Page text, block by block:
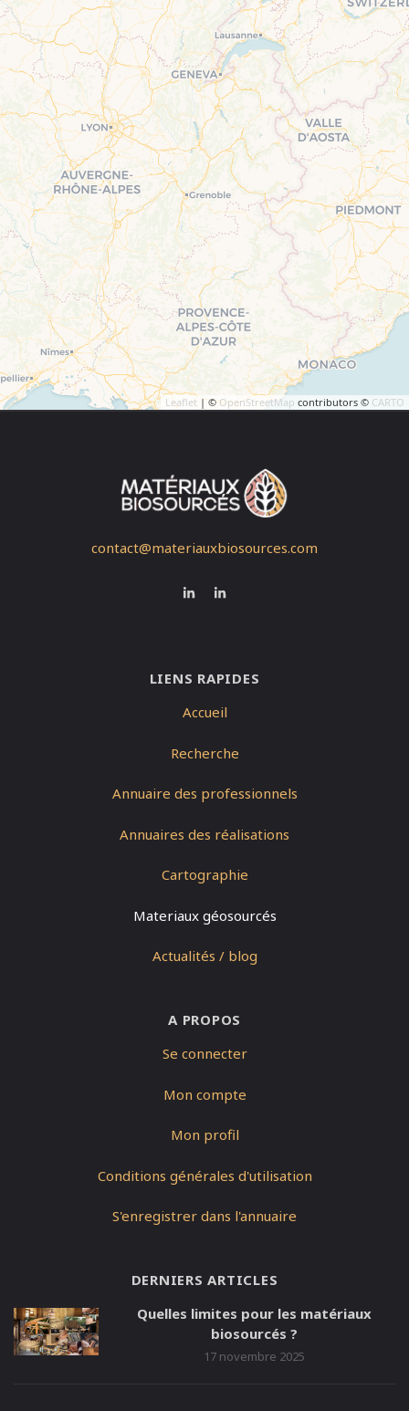
Leaflet | ©OpenStreetMap contributors © CARTO
contact@materiauxbiosources.com
LIENS RAPIDES
Accueil
Recherche
Annuaire des professionnels
Annuaires des réalisations
Cartographie
Materiaux géosourcés
Actualités / blog
A PROPOS
Se connecter
Mon compte
Mon profil
Conditions générales d'utilisation
S'enregistrer dans l'annuaire
DERNIERS ARTICLES
Quelles limites pour les matériaux
biosourcés ?
17 novembre 2025